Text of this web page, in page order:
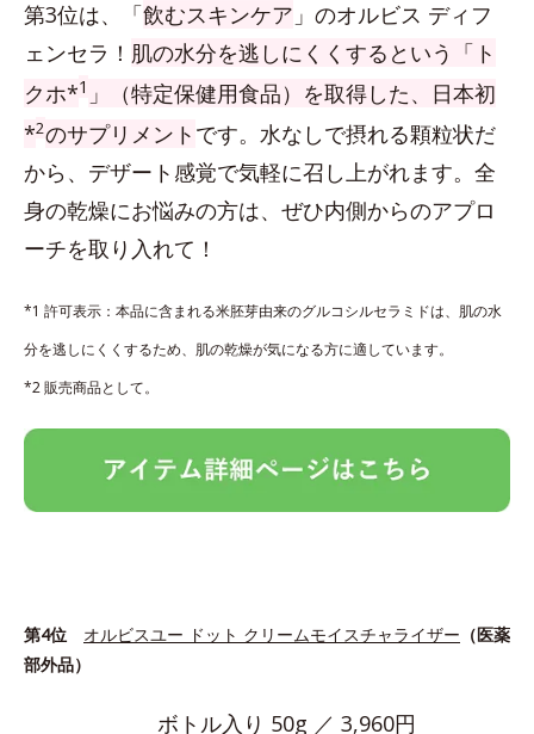
第3位は、「飲むスキンケア 」のオルビス ディフ
ェンセラ！ 肌の水分を逃しにくくするという「ト
クホ*1 」（特定保健用食品）を取得した、日本初
*2のサプリメント です。水なしで摂れる顆粒状だ
から、デザート感覚で気軽に召し上がれます。全
身の乾燥にお悩みの方は、ぜひ内側からのアプロ
ーチを取り入れて！
*1 許可表示：本品に含まれる米胚芽由来のグルコシルセラミドは、肌の水
分を逃しにくくするため、肌の乾燥が気になる方に適しています。
*2 販売商品として。
第4位 オルビスユー ドット クリームモイスチャライザー （医薬
部外品）
ボトル入り 50g ／ 3,960円